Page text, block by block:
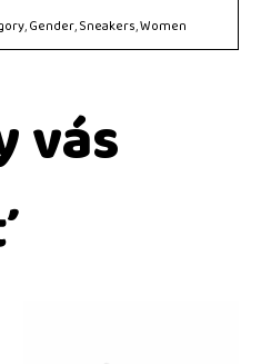
,Gender,Sneakers,Women
vás